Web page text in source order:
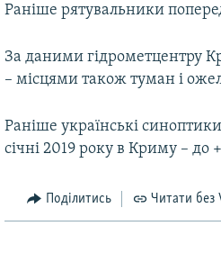
Раніше рятувальники
За даними гідрометцентру
– місцями також туман і
Раніше українські
січні 2019 року в Криму – до
Поділитись Читати без